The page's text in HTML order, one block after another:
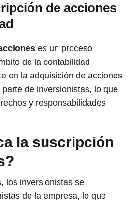
de acciones
es un proceso
de la contabilidad
en la adquisición de acciones
de inversionistas, lo que
y responsabilidades
la suscripción
los inversionistas se
de la empresa, lo que